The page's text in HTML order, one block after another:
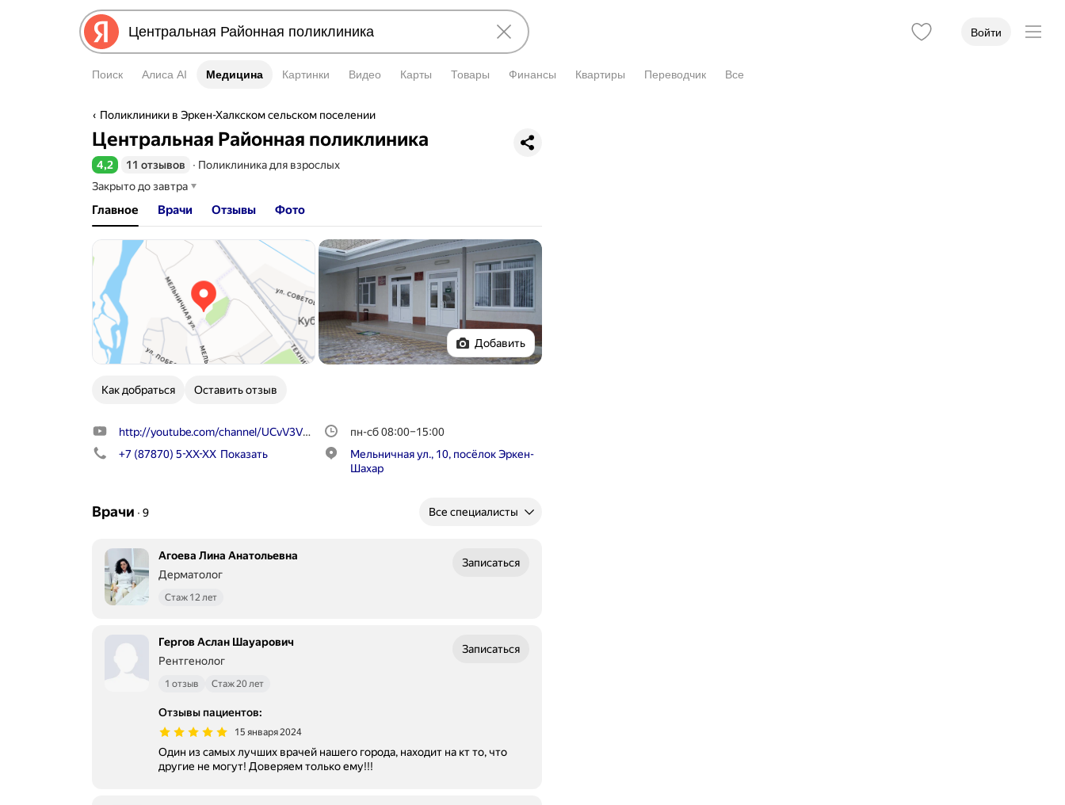
Войти
Поиск Алиса AI Медицина
Медицина Картинки Видео Карты Товары Финансы Квартиры Переводчик Все
Поликлиники в Эркен-Халкском сельском поселении
Центральная Районная поликлиника
Рейтинг 4,2 из 5
4,2 11 отзывов ∙ Поликлиника для взрослых
Закрыто до завтра
Главное Врачи Отзывы Фото
Добавить
Как добраться Оставить отзыв
http://youtube.com/channel/UCvV3VUPvjb1vPlVzzvCVA1A
+7 (87870) 5-XX-XX Показать
пн-сб 08:00–15:00
Мельничная ул., 10, посёлок Эркен-
Шахар
Врачи ∙ 9 Все специалисты
Агоева Лина Анатольевна
Дерматолог
Стаж 12 лет
Записаться
Гергов Аслан Шауарович
Рентгенолог
1 отзыв Стаж 20 лет
Записаться
Отзывы пациентов:
15 января 2024
Один из самых лучших врачей нашего города, находит на кт то, что
другие не могут! Доверяем только ему!!!